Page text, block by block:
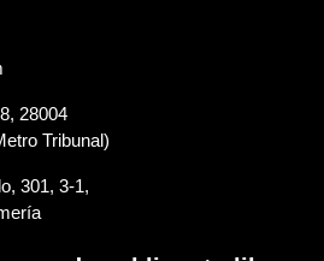
28004
Tribunal)
301, 3-1,